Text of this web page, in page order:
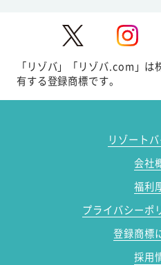
「リゾバ」「リゾバ.com」
有する登録商標です。
リゾート
会社
福利
プライバシーポ
登録商標
採用